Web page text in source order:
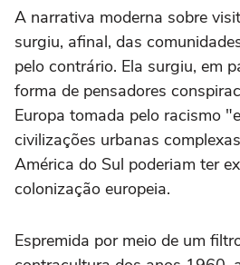
A narrativa moderna sobre
surgiu, afinal, das
pelo contrário. Ela surgiu, em
forma de pensadores
Europa tomada pelo racismo
civilizações urbanas
América do Sul poderiam ter
colonização europeia.
Espremida por meio de um